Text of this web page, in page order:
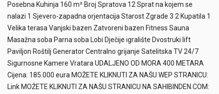
Posebna Kuhinja 160 m² Broj Spratova 12 Sprat na kojem se
nalazi 1 Sjevero-zapadna orjentacija Starost Zgrade 3 2 Kupatila 1
Velika terasa Vanjski bazen Zatvoreni bazen Fitness Sauna
Masažna soba Parna soba Lobi Dječije igralište Dvostruki lift
Paviljon Roštilj Generator Centralno grijanje Satelitska TV 24/7
Sigurnosne Kamere Vratara UDALJENO OD MORA 400 METARA
Cijena: 185.000 eura MOŽETE KLIKNUTI ZA NAŠU WEP STRANICU:
Link MOŽETE KLIKNUTI ZA NAŠU STRANICU NA SAHIBINDEN.COM: